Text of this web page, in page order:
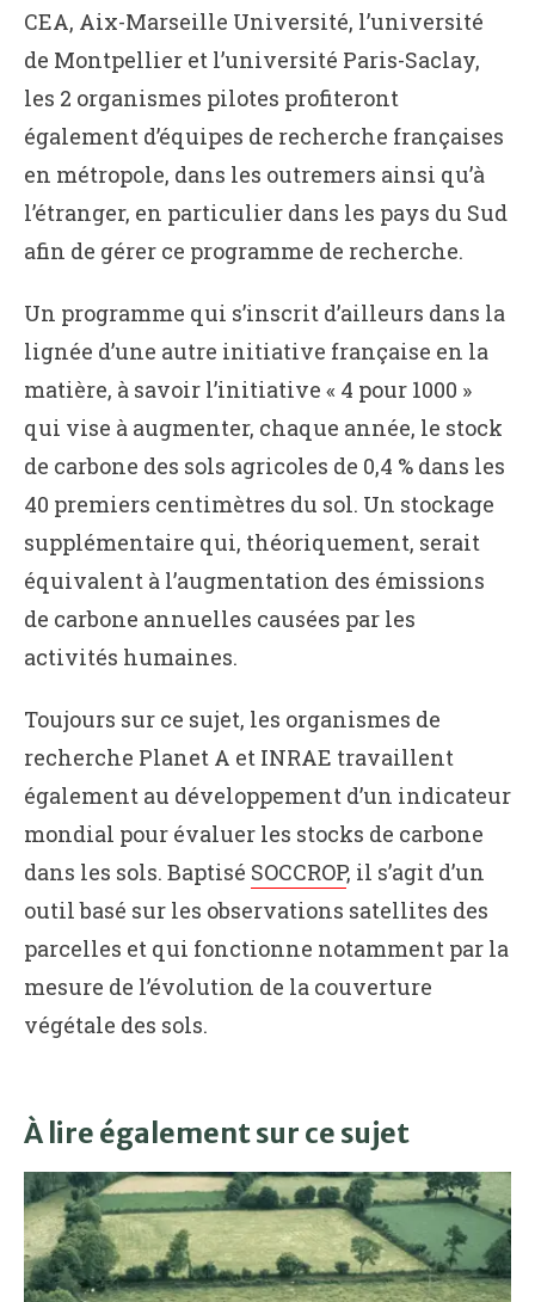
CEA, Aix-Marseille Université, l’université
de Montpellier et l’université Paris-Saclay,
les 2 organismes pilotes profiteront
également d’équipes de recherche françaises
en métropole, dans les outremers ainsi qu’à
l’étranger, en particulier dans les pays du Sud
afin de gérer ce programme de recherche.
Un programme qui s’inscrit d’ailleurs dans la
lignée d’une autre initiative française en la
matière, à savoir l’initiative « 4 pour 1000 »
qui vise à augmenter, chaque année, le stock
de carbone des sols agricoles de 0,4 % dans les
40 premiers centimètres du sol. Un stockage
supplémentaire qui, théoriquement, serait
équivalent à l’augmentation des émissions
de carbone annuelles causées par les
activités humaines.
Toujours sur ce sujet, les organismes de
recherche Planet A et INRAE travaillent
également au développement d’un indicateur
mondial pour évaluer les stocks de carbone
dans les sols. Baptisé SOCCROP, il s’agit d’un
outil basé sur les observations satellites des
parcelles et qui fonctionne notamment par la
mesure de l’évolution de la couverture
végétale des sols.
À lire également sur ce sujet